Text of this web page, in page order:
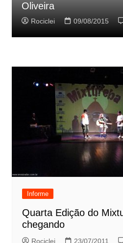
Oliveira
Rociclei 09/08/2015
Informe
Quarta Edição do
chegando
Rociclei 23/07/2011